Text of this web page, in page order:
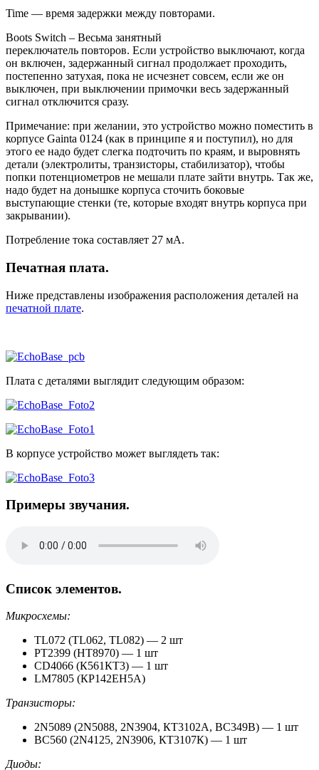
Time — время задержки между повторами.
Boots Switch – Весьма занятный
переключатель повторов. Если устройство выключают, когда
он включен, задержанный сигнал продолжает проходить,
постепенно затухая, пока не исчезнет совсем, если же он
выключен, при выключении примочки весь задержанный
сигнал отключится сразу.
Примечание: при желании, это устройство можно поместить в
корпусе Gainta 0124 (как в принципе я и поступил), но для
этого ее надо будет слегка подточить по краям, и выровнять
детали (электролиты, транзисторы, стабилизатор), чтобы
попки потенциометров не мешали плате зайти внутрь. Так же,
надо будет на донышке корпуса сточить боковые
выступающие стенки (те, которые входят внутрь корпуса при
закрывании).
Потребление тока составляет 27 мА.
Печатная плата.
Ниже представлены изображения расположения деталей на
печатной плате.
Плата с деталями выглядит следующим образом:
В корпусе устройство может выглядеть так:
Примеры звучания.
Список элементов.
Микросхемы:
TL072 (TL062, TL082) — 2 шт
PT2399 (HT8970) — 1 шт
CD4066 (К561КТ3) — 1 шт
LM7805 (КР142ЕН5А)
Транзисторы:
2N5089 (2N5088, 2N3904, КТ3102А, BC349B) — 1 шт
BC560 (2N4125, 2N3906, КТ3107К) — 1 шт
Диоды: